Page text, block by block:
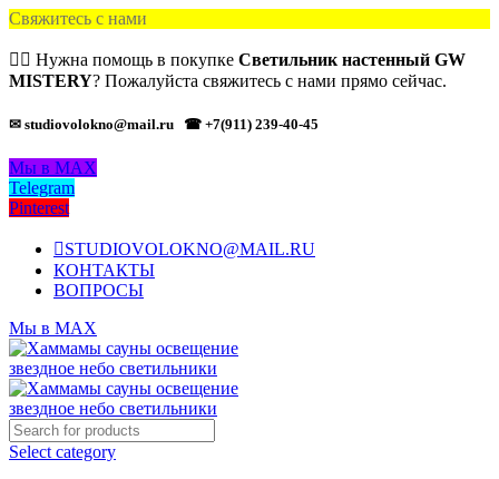
Свяжитесь с нами
🙋‍♂️ Нужна помощь в покупке Светильник настенный GW
MISTERY? Пожалуйста свяжитесь с нами прямо сейчас.
✉ studiovolokno@mail.ru ☎ +7(911) 239-40-45
Мы в MAX
Telegram
Pinterest
STUDIOVOLOKNO@MAIL.RU
КОНТАКТЫ
ВОПРОСЫ
Мы в MAX
Select category